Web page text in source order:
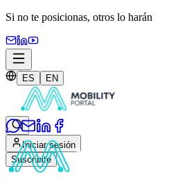
Si no te posicionas, otros lo harán
ES EN
Iniciar sesión
Suscribite